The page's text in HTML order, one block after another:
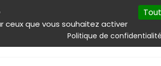
ceux que vous souhaitez activer
Politique de confidentialité
Autres
Produits & services Emploi